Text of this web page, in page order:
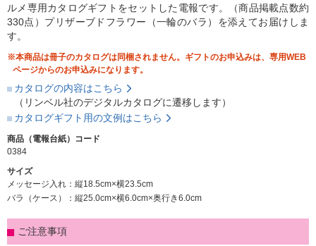
ルメ専用カタログギフトをセットした電報です。（商品掲載点数約
330点）プリザーブドフラワー（一輪のバラ）を添えてお届けしま
す。
本商品は冊子のカタログは同梱されません。ギフトのお申込みは、専用WEB
ページからのお申込みになります。
カタログの内容はこちら
（リンベル社のデジタルカタログに遷移します）
カタログギフト用の文例はこちら
商品（電報台紙）コード
0384
サイズ
メッセージ入れ：縦18.5cm×横23.5cm
バラ（ケース）：縦25.0cm×横6.0cm×奥行き6.0cm
ご注意事項